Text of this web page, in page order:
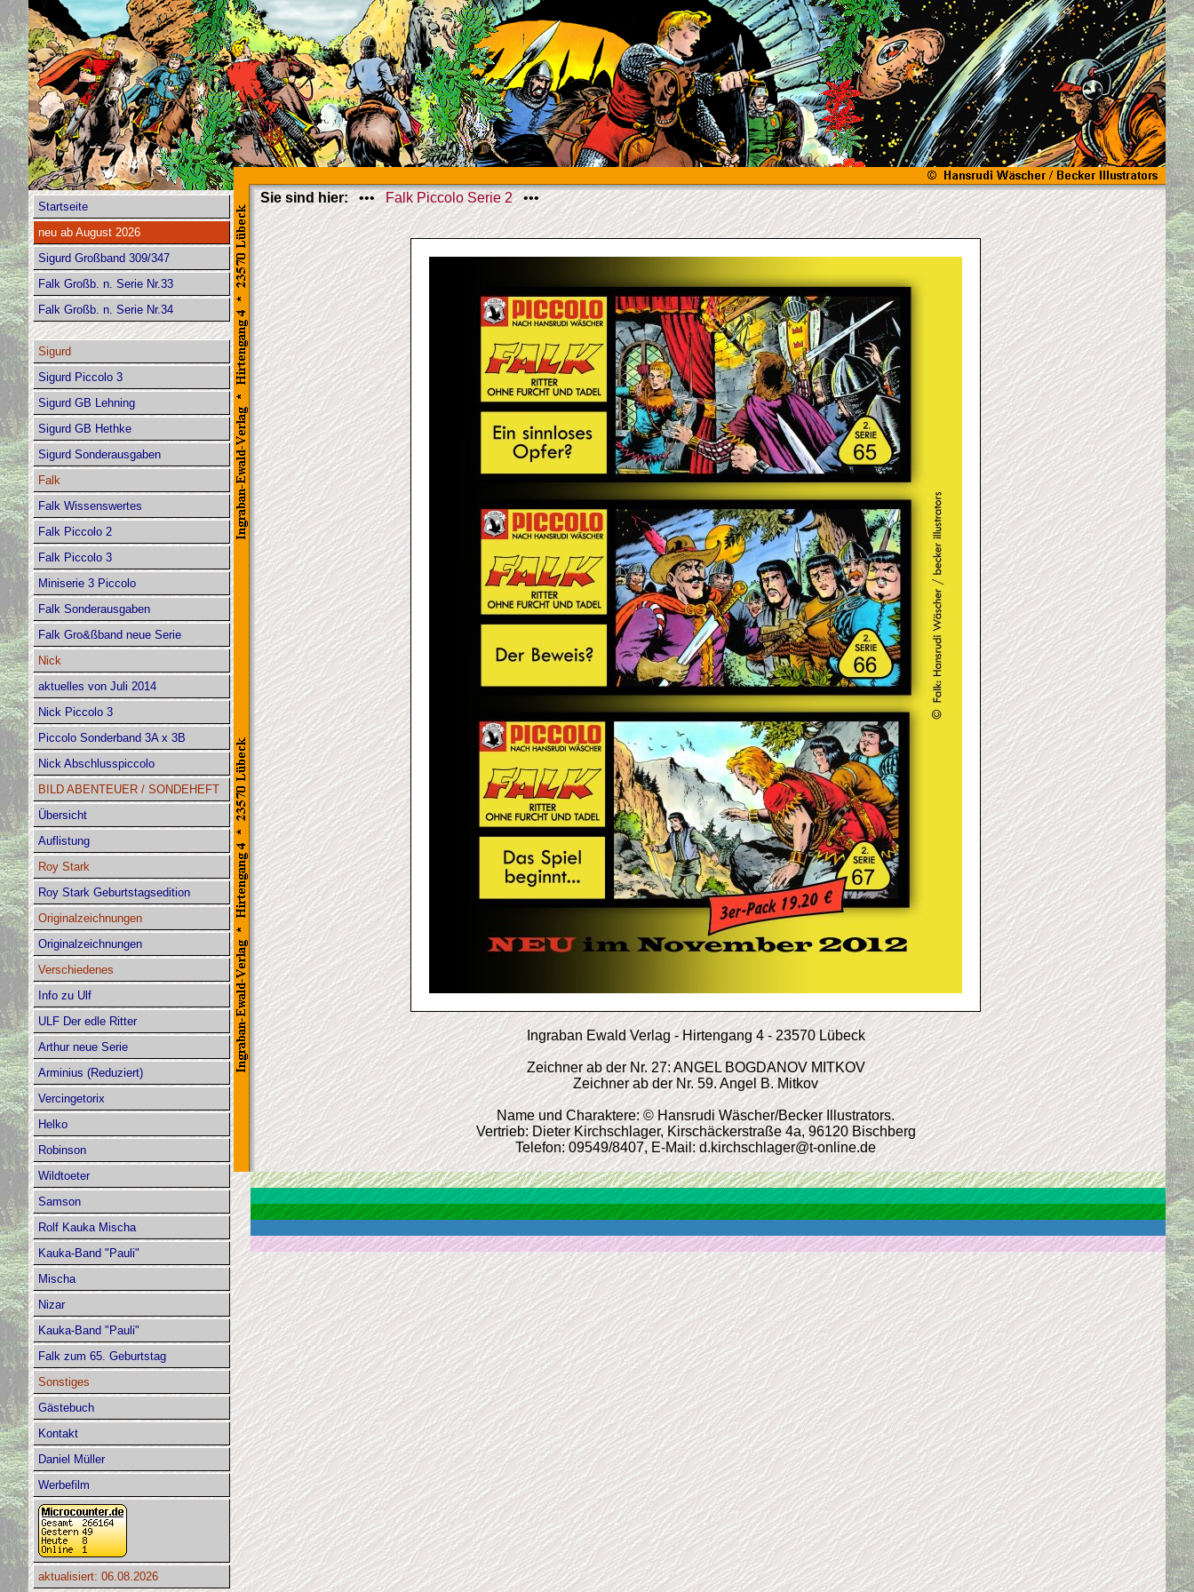
Startseite
neu ab August 2026
Sigurd Großband 309/347
Falk Großb. n. Serie Nr.33
Falk Großb. n. Serie Nr.34
Sigurd
Sigurd Piccolo 3
Sigurd GB Lehning
Sigurd GB Hethke
Sigurd Sonderausgaben
Falk
Falk Wissenswertes
Falk Piccolo 2
Falk Piccolo 3
Miniserie 3 Piccolo
Falk Sonderausgaben
Falk Gro&ßband neue Serie
Nick
aktuelles von Juli 2014
Nick Piccolo 3
Piccolo Sonderband 3A x 3B
Nick Abschlusspiccolo
BILD ABENTEUER / SONDEHEFT
Übersicht
Auflistung
Roy Stark
Roy Stark Geburtstagsedition
Originalzeichnungen
Originalzeichnungen
Verschiedenes
Info zu Ulf
ULF Der edle Ritter
Arthur neue Serie
Arminius (Reduziert)
Vercingetorix
Helko
Robinson
Wildtoeter
Samson
Rolf Kauka Mischa
Kauka-Band "Pauli"
Mischa
Nizar
Kauka-Band "Pauli"
Falk zum 65. Geburtstag
Sonstiges
Gästebuch
Kontakt
Daniel Müller
Werbefilm
aktualisiert: 06.08.2026
Sie sind hier:•••Falk Piccolo Serie 2•••
Ingraban Ewald Verlag - Hirtengang 4 - 23570 Lübeck
Zeichner ab der Nr. 27: ANGEL BOGDANOV MITKOV
Zeichner ab der Nr. 59. Angel B. Mitkov
Name und Charaktere: © Hansrudi Wäscher/Becker Illustrators.
Vertrieb: Dieter Kirchschlager, Kirschäckerstraße 4a, 96120 Bischberg
Telefon: 09549/8407, E-Mail: d.kirchschlager@t-online.de